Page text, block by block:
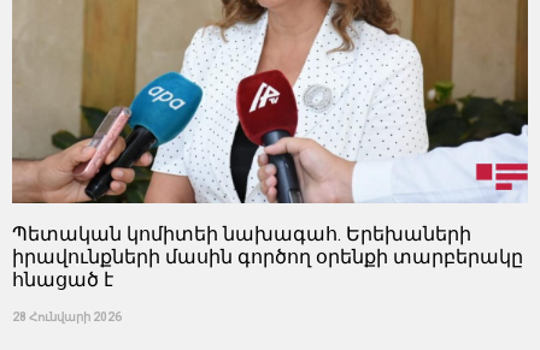
Պետական ​​կոմիտեի նախագահ. Երեխաների
իրավունքների մասին գործող օրենքի տարբերակը
հնացած է
28 Հունվարի 2026